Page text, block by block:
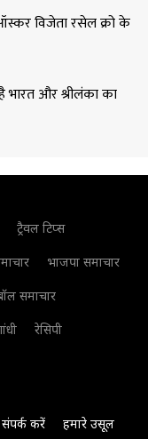
विजेता रसेल क्रो के
भारत और श्रीलंका का
ट्रैवल टिप्स
भाजपा समाचार
समाचार
रेसिपी
करें हमारे उसूल